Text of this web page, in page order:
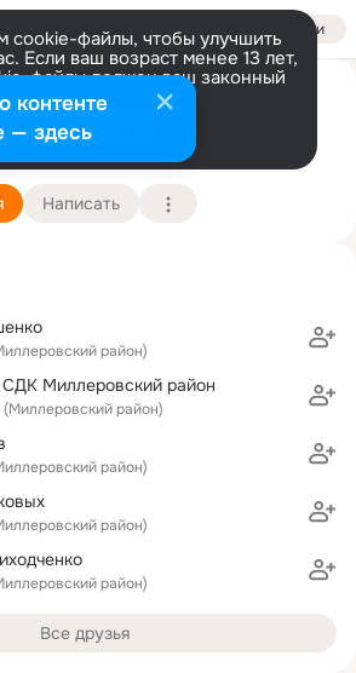
Войти
cookie-файлы, чтобы улучшить
Если ваш возраст менее 13 лет,
файлы должен ваш законный
Больше информации
Настроить
(20 лет) Подробнее
Написать
район)
Миллеровский район
район)
район)
район)
район)
Все друзья
контенте
— здесь